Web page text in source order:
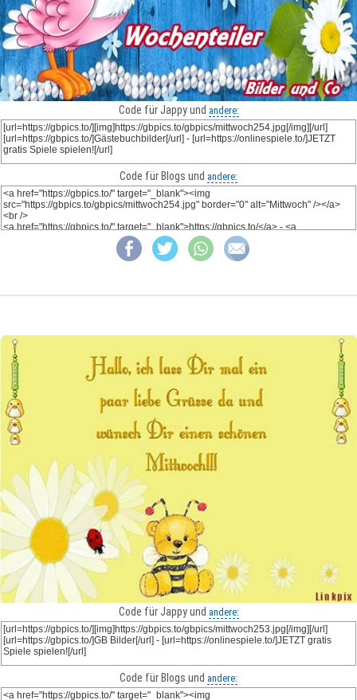
Code für Jappy und andere:
Code für Blogs und andere:
Code für Jappy und andere:
Code für Blogs und andere: